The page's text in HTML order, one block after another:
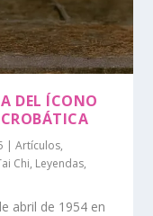
DEL ÍCONO
|Artículos,
Chi, Leyendas,
abril de 1954 en